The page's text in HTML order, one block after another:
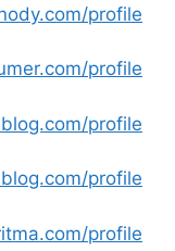
profile
profile
profile
profile
profile